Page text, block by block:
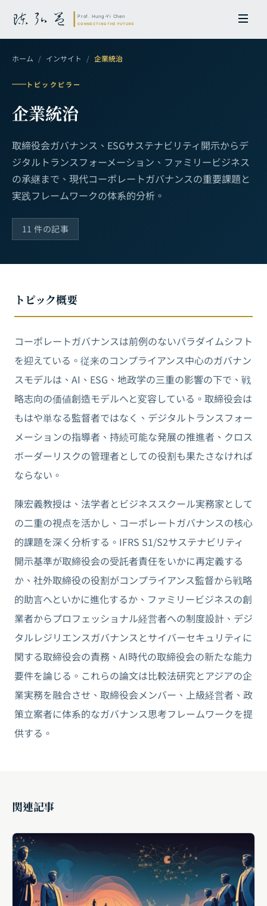
ホーム / インサイト / 企業統治
トピックピラー
企業統治
取締役会ガバナンス、ESGサステナビリティ開示からデ
ジタルトランスフォーメーション、ファミリービジネス
の承継まで、 現代コーポレートガバナンスの重要課題と
実践フレームワークの体系的分析。
11 件の記事
トピック概要
コーポレートガバナンスは前例のないパラダイムシフト
を迎えている。従来のコンプライアンス中心のガバナン
スモデルは、AI、ESG、地政学の三重の影響の下で、戦
略志向の価値創造モデルへと変容している。取締役会は
もはや単なる監督者ではなく、デジタルトランスフォー
メーションの指導者、持続可能な発展の推進者、クロス
ボーダーリスクの管理者としての役割も果たさなければ
ならない。
陳宏義教授は、法学者とビジネススクール実務家として
の二重の視点を活かし、コーポレートガバナンスの核心
的課題を深く分析する。IFRS S1/S2サステナビリティ
開示基準が取締役会の受託者責任をいかに再定義する
か、社外取締役の役割がコンプライアンス監督から戦略
的助言へといかに進化するか、ファミリービジネスの創
業者からプロフェッショナル経営者への制度設計、デジ
タルレジリエンスガバナンスとサイバーセキュリティに
関する取締役会の責務、AI時代の取締役会の新たな能力
要件を論じる。これらの論文は比較法研究とアジアの企
業実務を融合させ、取締役会メンバー、上級経営者、政
策立案者に体系的なガバナンス思考フレームワークを提
供する。
関連記事